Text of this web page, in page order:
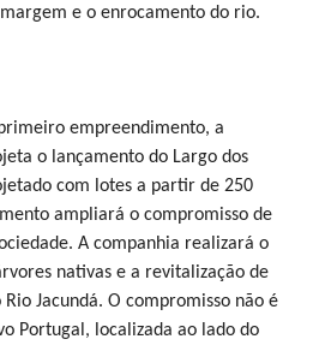
e o enrocamento do rio.
empreendimento, a
o lançamento do Largo dos
com lotes a partir de 250
ampliará o compromisso de
A companhia realizará o
nativas e a revitalização de
Jacundá. O compromisso não é
Portugal, localizada ao lado do